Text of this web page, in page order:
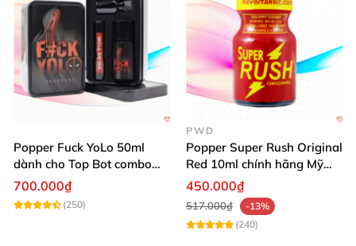
Popper Fuck YoLo 50ml
dành cho Top Bot combo
hộp thiếc 40ml + 10ml
700.000₫
(250)
PWD
Popper Super Rush Original
Red 10ml chính hãng Mỹ
USA PWD
450.000₫
517.000₫
-13%
(240)